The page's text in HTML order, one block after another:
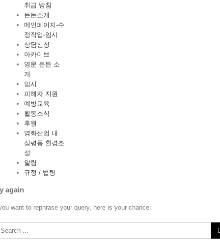
취급 방침
든든소개
메인페이지-수
정작업-임시
상담신청
아카이브
영문 든든 소
개
임시
피해자 지원
예방교육
활동소식
후원
영화산업 내
성평등 환경조
성
알림
규정 / 법령
again
want to rephrase your query, here is your chance: